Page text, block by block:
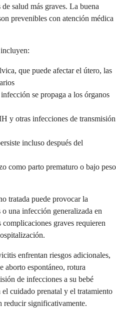
salud más graves. La buena
prevenibles con atención médica
que puede afectar el útero, las
se propaga a los órganos
y otras infecciones de transmisión
incluso después del
como parto prematuro o bajo peso
tratada puede provocar la
una infección generalizada en
graves requieren
enfrentan riesgos adicionales,
aborto espontáneo, rotura
de infecciones a su bebé
cuidado prenatal y el tratamiento
reducir significativamente.